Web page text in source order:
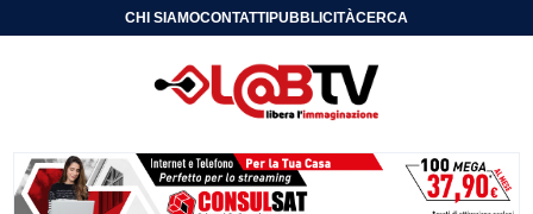
CHI SIAMOCONTATTIPUBBLICITÀCERCA